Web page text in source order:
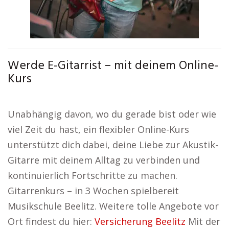
Werde E-Gitarrist – mit deinem Online-
Kurs
Unabhängig davon, wo du gerade bist oder wie
viel Zeit du hast, ein flexibler Online-Kurs
unterstützt dich dabei, deine Liebe zur Akustik-
Gitarre mit deinem Alltag zu verbinden und
kontinuierlich Fortschritte zu machen.
Gitarrenkurs – in 3 Wochen spielbereit
Musikschule Beelitz. Weitere tolle Angebote vor
Ort findest du hier: Versicherung Beelitz Mit der